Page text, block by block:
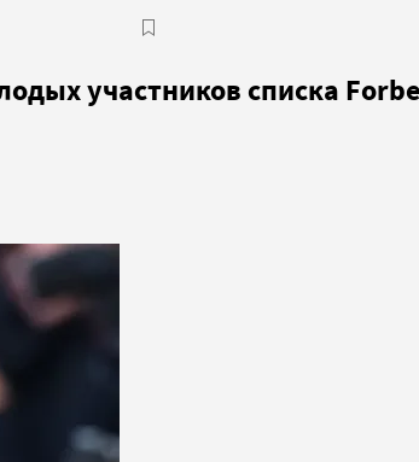
участников списка